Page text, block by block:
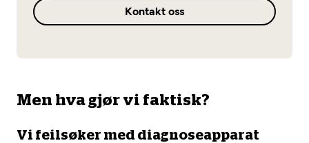
Kontakt oss
Men hva gjør vi faktisk?
Vi feilsøker med diagnoseapparat